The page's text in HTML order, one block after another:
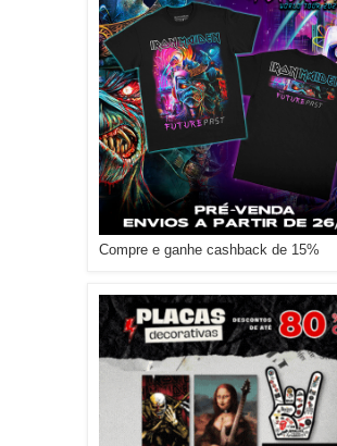
Compre e ganhe cashback de 15%